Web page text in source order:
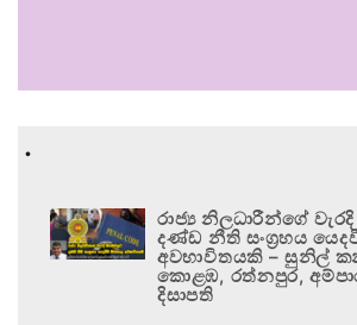
.
රාජ්‍ය නිලධාරීන්ගේ
දණ්ඩ නීති සංග්‍රහය
අවභාවිතයකි – සුනිල්
කොළඹ, රත්නපුර,
දිසාපති